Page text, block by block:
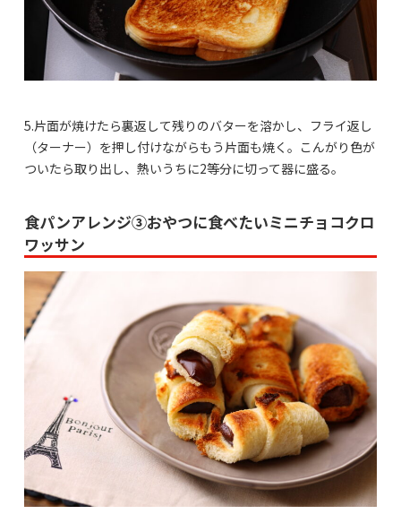
5.片面が焼けたら裏返して残りのバターを溶かし、フライ返し
（ターナー）を押し付けながらもう片面も焼く。こんがり色が
ついたら取り出し、熱いうちに2等分に切って器に盛る。
食パンアレンジ③おやつに食べたいミニチョコクロ
ワッサン